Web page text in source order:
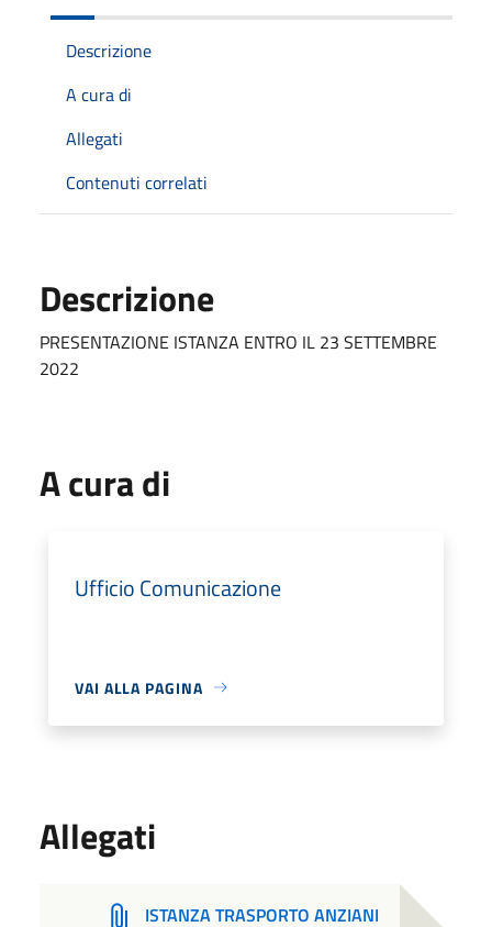
Descrizione
A cura di
Allegati
Contenuti correlati
Descrizione
PRESENTAZIONE ISTANZA ENTRO IL 23 SETTEMBRE
2022
A cura di
Ufficio Comunicazione
VAI ALLA PAGINA
Allegati
ISTANZA TRASPORTO ANZIANI